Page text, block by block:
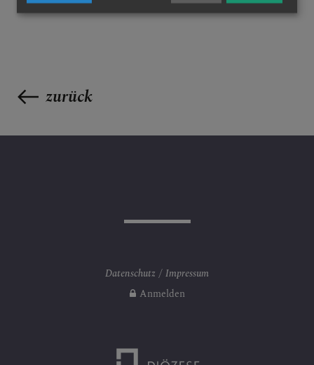
zurück
Datenschutz
Impressum
Anmelden